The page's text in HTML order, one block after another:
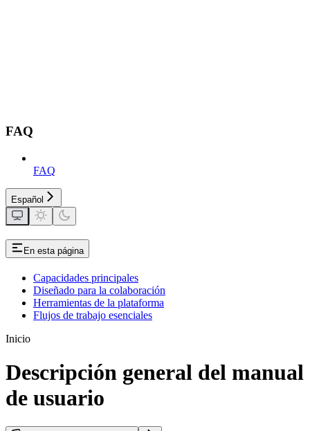
FAQ
FAQ
Español
En esta página
Capacidades principales
Diseñado para la colaboración
Herramientas de la plataforma
Flujos de trabajo esenciales
Inicio
Descripción general del manual
de usuario